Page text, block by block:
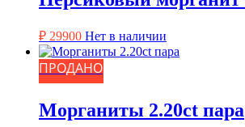
₽ 29900 Нет в наличии
ПРОДАНО
Морганиты 2.20ct пара